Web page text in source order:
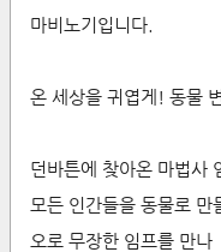
마비노기입니다.
온 세상을 귀엽게! 동물
던바튼에 찾아온 마법사
모든 인간들을 동물로
오로 무장한 임프를 만나